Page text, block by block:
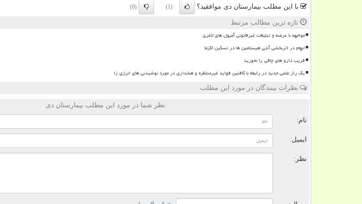
با این مطلب بیمارستان دی موافقید؟ (1)
(0)
تازه ترین مطالب مرتبط
مواجهه با عرضه و تبلیغات غیرقانونی آمپول های لاغری
ابهام در اثربخشی آنتی هیستامین ها در تسکین اگزما
فریب دارو های چاقی را نخورید
یک راز علمی جدید در رابطه با کافئین فواید غیرمنتظره و هشداری در مورد نوشیدنی های انرژی زا
نظرات بینندگان در مورد این مطلب
نظر شما در مورد این مطلب بیمارستان دی
نام:
ایمیل:
نظر: